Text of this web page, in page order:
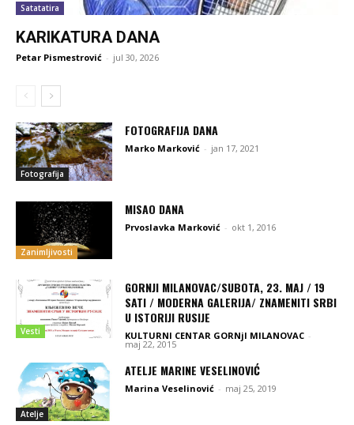
Satatatira
KARIKATURA DANA
Petar Pismestrović - jul 30, 2026
Fotografija
FOTOGRAFIJA DANA
Marko Marković - jan 17, 2021
Zanimljivosti
MISAO DANA
Prvoslavka Marković - okt 1, 2016
Vesti
GORNJI MILANOVAC/SUBOTA, 23. MAJ / 19
SATI / MODERNA GALERIJA/ ZNAMENITI SRBI
U ISTORIJI RUSIJE
KULTURNI CENTAR GORNjI MILANOVAC -
maj 22, 2015
Atelje
ATELJE MARINE VESELINOVIĆ
Marina Veselinović - maj 25, 2019